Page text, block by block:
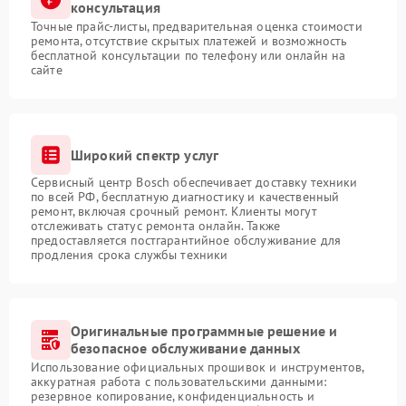
консультация
Точные прайс-листы, предварительная оценка стоимости
ремонта, отсутствие скрытых платежей и возможность
бесплатной консультации по телефону или онлайн на
сайте
Широкий спектр услуг
Сервисный центр Bosch обеспечивает доставку техники
по всей РФ, бесплатную диагностику и качественный
ремонт, включая срочный ремонт. Клиенты могут
отслеживать статус ремонта онлайн. Также
предоставляется постгарантийное обслуживание для
продления срока службы техники
Оригинальные программные решение и
безопасное обслуживание данных
Использование официальных прошивок и инструментов,
аккуратная работа с пользовательскими данными:
резервное копирование, конфиденциальность и